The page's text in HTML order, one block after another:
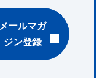
メールマガ
ジン登録